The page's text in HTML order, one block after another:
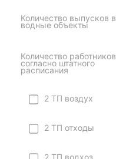
Количество выпусков в
водные объекты
Количество работников
согласно штатного
расписания
2 ТП воздух
2 ТП отходы